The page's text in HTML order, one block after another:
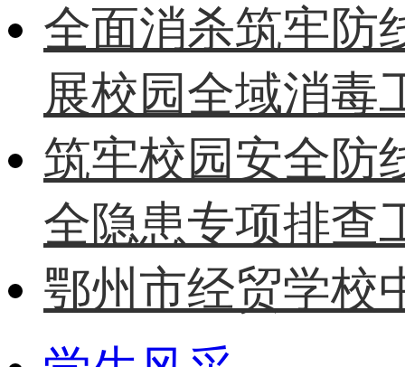
全面消杀筑牢
展校园全域消毒
筑牢校园安全
全隐患专项排查
鄂州市经贸学校